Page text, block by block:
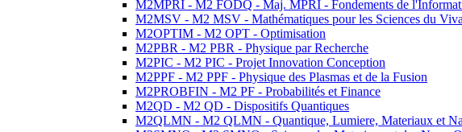
M2MPRI - M2 FODQ - Maj. MPRI - Fondements de
M2MSV - M2 MSV - Mathématiques pour les Sciences du
M2OPTIM - M2 OPT - Optimisation
M2PBR - M2 PBR - Physique par Recherche
M2PIC - M2 PIC - Projet Innovation Conception
M2PPF - M2 PPF - Physique des Plasmas et de la Fusion
M2PROBFIN - M2 PF - Probabilités et Finance
M2QD - M2 QD - Dispositifs Quantiques
M2QLMN - M2 QLMN - Quantique, Lumiere, Materiaux et